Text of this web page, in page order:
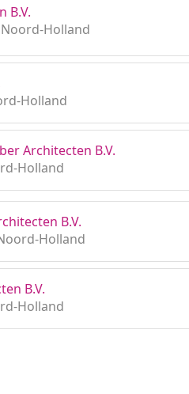
B.V.
Holland
Holland
Architecten B.V.
Holland
B.V.
Holland
B.V.
Holland